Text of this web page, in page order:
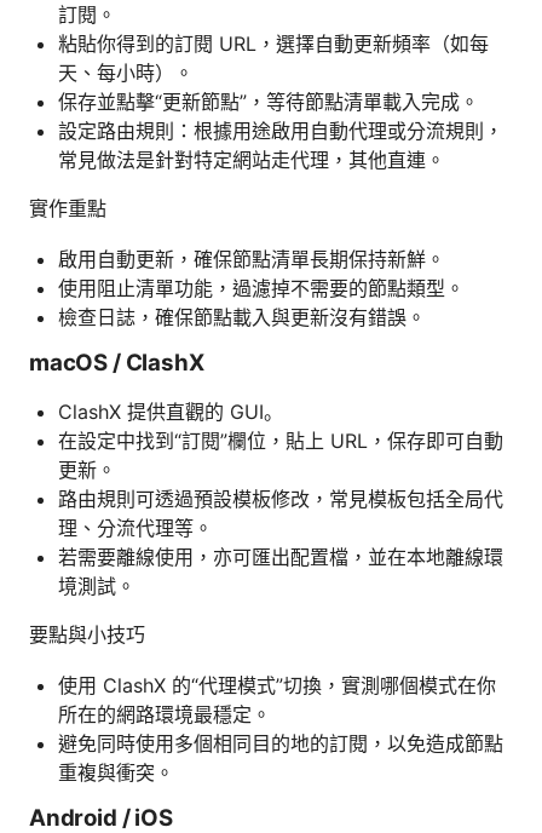
訂閱。
粘貼你得到的訂閱 URL，選擇自動更新頻率（如每
天、每小時）。
保存並點擊“更新節點”，等待節點清單載入完成。
設定路由規則：根據用途啟用自動代理或分流規則，
常見做法是針對特定網站走代理，其他直連。
實作重點
啟用自動更新，確保節點清單長期保持新鮮。
使用阻止清單功能，過濾掉不需要的節點類型。
檢查日誌，確保節點載入與更新沒有錯誤。
macOS / ClashX
ClashX 提供直觀的 GUI。
在設定中找到“訂閱”欄位，貼上 URL，保存即可自動
更新。
路由規則可透過預設模板修改，常見模板包括全局代
理、分流代理等。
若需要離線使用，亦可匯出配置檔，並在本地離線環
境測試。
要點與小技巧
使用 ClashX 的“代理模式”切換，實測哪個模式在你
所在的網路環境最穩定。
避免同時使用多個相同目的地的訂閱，以免造成節點
重複與衝突。
Android / iOS